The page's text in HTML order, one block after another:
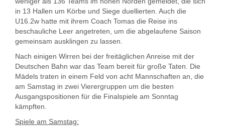
in 13 Hallen um Körbe und Siege duellierten. Auch die
U16.2w hatte mit ihrem Coach Tomas die Reise ins
beschauliche Leer angetreten, um die abgelaufene Saison
gemeinsam ausklingen zu lassen.
Nach einigen Wirren bei der freitäglichen Anreise mit der
Deutschen Bahn war das Team bereit für große Taten. Die
Mädels traten in einem Feld von acht Mannschaften an, die
am Samstag in zwei Vierergruppen um die besten
Ausgangspositionen für die Finalspiele am Sonntag
kämpften.
Spiele am Samstag: